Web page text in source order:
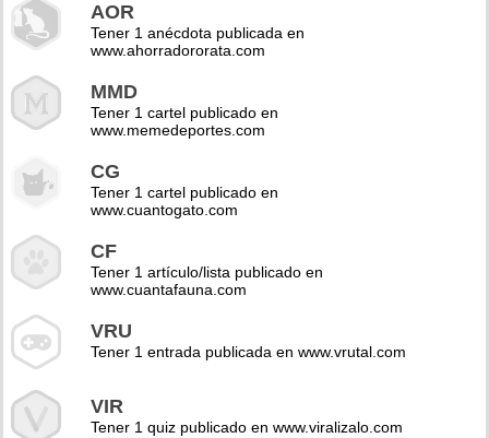
AOR
Tener 1 anécdota publicada en
www.ahorradororata.com
MMD
Tener 1 cartel publicado en
www.memedeportes.com
CG
Tener 1 cartel publicado en
www.cuantogato.com
CF
Tener 1 artículo/lista publicado en
www.cuantafauna.com
VRU
Tener 1 entrada publicada en www.vrutal.com
VIR
Tener 1 quiz publicado en www.viralizalo.com